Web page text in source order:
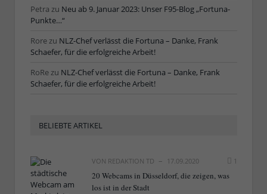
Petra zu Neu ab 9. Januar 2023: Unser F95-Blog „Fortuna-
Punkte…“
Rorezu NLZ-Chef verlässt die Fortuna – Danke, Frank
Schaefer, für die erfolgreiche Arbeit!
RoRezu NLZ-Chef verlässt die Fortuna – Danke, Frank
Schaefer, für die erfolgreiche Arbeit!
BELIEBTE ARTIKEL
VON REDAKTION TD 17.09.2020 1
20 Webcams in Düsseldorf, die zeigen, was
los ist in der Stadt